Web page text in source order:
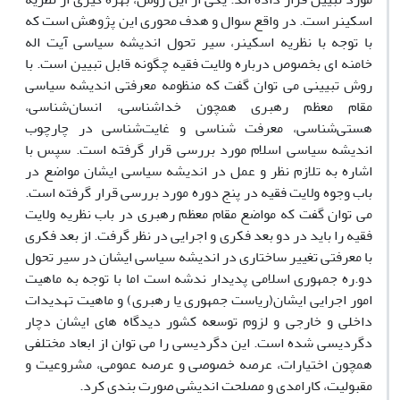
اسکینر است. در واقع سوال و هدف محوری این پژوهش است که
با توجه با نظریه اسکینر، سیر تحول اندیشه سیاسی آیت اله
خامنه ای بخصوص درباره ولایت فقیه چگونه قابل تبیین است. با
روش تبیینی می توان گفت که منظومه معرفتی اندیشه سیاسی
مقام معظم رهبری همچون خداشناسی، انسان‌شناسی،
هستی‌شناسی، معرفت شناسی و غایت‌شناسی در چارچوب
اندیشه سیاسی اسلام مورد بررسی قرار گرفته است. سپس با
اشاره به تلازم نظر و عمل در اندیشه سیاسی ایشان مواضع در
باب وجوه ولایت فقیه در پنج دوره مورد بررسی قرار گرفته است.
می توان گفت که مواضع مقام معظم رهبری در باب نظریه ولایت
فقیه را باید در دو بعد فکری و اجرایی در نظر گرفت. از بعد فکری
با معرفتی تغییر ساختاری در اندیشه سیاسی ایشان در سیر تحول
دو.ره جمهوری اسلامی پدیدار ندشه است اما با توجه به ماهیت
امور اجرایی ایشان(ریاست جمهوری یا رهبری) و ماهیت تهدیدات
داخلی و خارجی و لزوم توسعه کشور دیدگاه های ایشان دچار
دگردیسی شده است. این دگردیسی را می توان از ابعاد مختلفی
همچون اختیارات، عرصه خصوصی و عرصه عمومی، مشروعیت و
مقبولیت، کارامدی و مصلحت اندیشی صورت بندی کرد.